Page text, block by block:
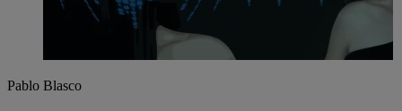
Pablo Blasco